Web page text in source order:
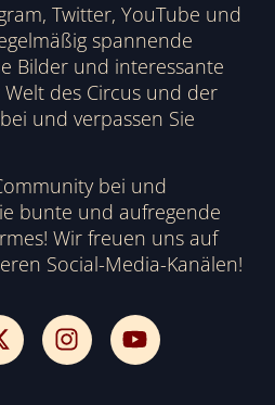
Twitter, YouTube und
spannende
Bilder und interessante
des Circus und der
und verpassen Sie
bei und
bunte und aufregende
Wir freuen uns auf
Social-Media-Kanälen!